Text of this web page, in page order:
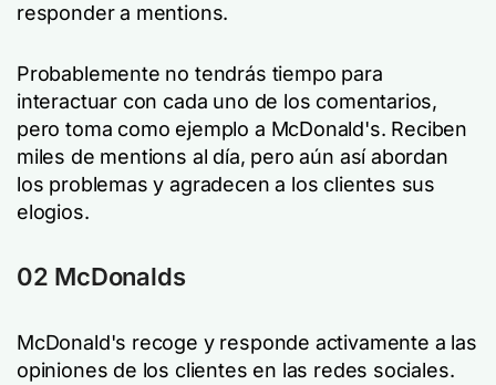
responder a mentions.
Probablemente no tendrás tiempo para
interactuar con cada uno de los comentarios,
pero toma como ejemplo a McDonald's. Reciben
miles de mentions al día, pero aún así abordan
los problemas y agradecen a los clientes sus
elogios.
02 McDonalds
McDonald's recoge y responde activamente a las
opiniones de los clientes en las redes sociales.